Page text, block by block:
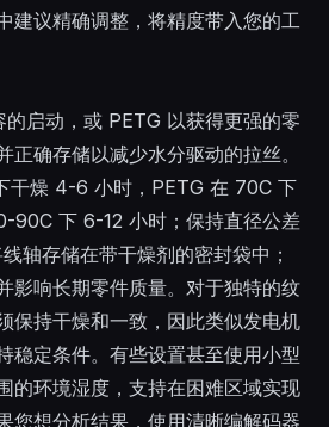
建议精确调整，将精度带入您的工
启动，或 PETG 以获得更强的零
正确存储以减少水分驱动的拉丝。
干燥 4-6 小时，PETG 在 70C 下
90C 下 6-12 小时；保持直径公差
轴存储在带干燥剂的密封袋中；
影响长期零件质量。对于独特的纹
保持干燥和一致，因此类似发电机
稳定条件。有些设置甚至使用小型
的环境湿度，支持在困难区域实现
您想分析结果，使用清晰编解码器